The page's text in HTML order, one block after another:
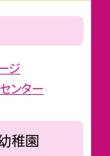
ジ
ンター
稚園